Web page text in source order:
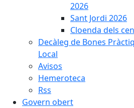
2026
Sant Jordi 2026
Cloenda dels
Decàleg de Bones
Local
Avisos
Hemeroteca
Rss
Govern obert